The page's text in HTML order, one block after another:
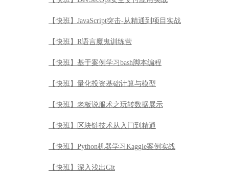
【快班】JavaScript突击-从精通到项目实战
【快班】R语言魔鬼训练营
【快班】基于案例学习bash脚本编程
【快班】量化投资基础计算与模型
【快班】老板说服术之玩转数据展示
【快班】区块链技术从入门到精通
【快班】Python机器学习Kaggle案例实战
【快班】深入浅出Git